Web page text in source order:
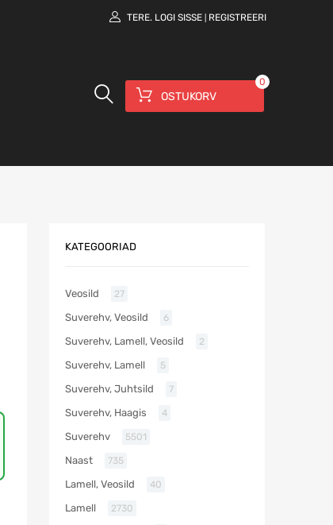
TERE. LOGI SISSE REGISTREERI
OSTUKORV
0
KATEGOORIAD
Veosild 27
Suverehv, Veosild 6
Suverehv, Lamell, Veosild 2
Suverehv, Lamell 5
Suverehv, Juhtsild 7
Suverehv, Haagis 4
Suverehv 5501
Naast 735
Lamell, Veosild 40
Lamell 2730